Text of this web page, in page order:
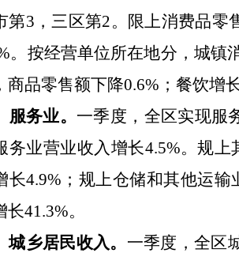
第3 ，三区第2。限上消费品零
。按经营单位所在地分，城镇
商品零售额下降0.6% ；餐饮增
服务业。 一季度， 全区实现服
务业营业收入增长4.5%。规上
长4.9% ；规上仓储和其他运
长41.3%。
城乡居民收入。 一季度，全区